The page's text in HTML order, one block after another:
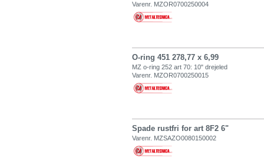
Varenr. MZOR0700250004
O-ring 451 278,77 x 6,99
MZ o-ring 252 art 70: 10" drejeled
Varenr. MZOR0700250015
Spade rustfri for art 8F2 6"
Varenr. MZSAZO0080150002